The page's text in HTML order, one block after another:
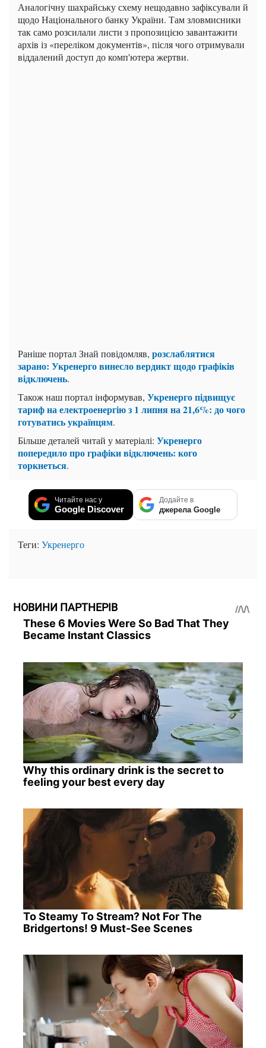
Аналогічну шахрайську схему нещодавно зафіксували й
щодо Національного банку України. Там зловмисники
так само розсилали листи з пропозицією завантажити
архів із «переліком документів», після чого отримували
віддалений доступ до комп'ютера жертви.
Раніше портал Знай повідомляв, розслаблятися
зарано: Укренерго винесло вердикт щодо графіків
відключень.
Також наш портал інформував, Укренерго підвищує
тариф на електроенергію з 1 липня на 21,6%: до чого
готуватись українцям.
Більше деталей читай у матеріалі: Укренерго
попередило про графіки відключень: кого
торкнеться.
Читайте нас у
Google Discover
Додайте в
джерела Google
Теги: Укренерго
НОВИНИ ПАРТНЕРІВ
These 6 Movies Were So Bad That They
Became Instant Classics
Why this ordinary drink is the secret to
feeling your best every day
To Steamy To Stream? Not For The
Bridgertons! 9 Must-See Scenes